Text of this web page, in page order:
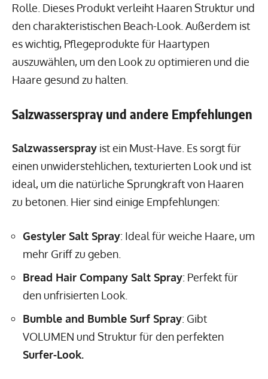
Rolle. Dieses Produkt verleiht Haaren Struktur und
den charakteristischen Beach-Look. Außerdem ist
es wichtig, Pflegeprodukte für Haartypen
auszuwählen, um den Look zu optimieren und die
Haare gesund zu halten.
Salzwasserspray und andere Empfehlungen
Salzwasserspray ist ein Must-Have. Es sorgt für
einen unwiderstehlichen, texturierten Look und ist
ideal, um die natürliche Sprungkraft von Haaren
zu betonen. Hier sind einige Empfehlungen:
Gestyler Salt Spray: Ideal für weiche Haare, um
mehr Griff zu geben.
Bread Hair Company Salt Spray: Perfekt für
den unfrisierten Look.
Bumble and Bumble Surf Spray: Gibt
VOLUMEN und Struktur für den perfekten
Surfer-Look.